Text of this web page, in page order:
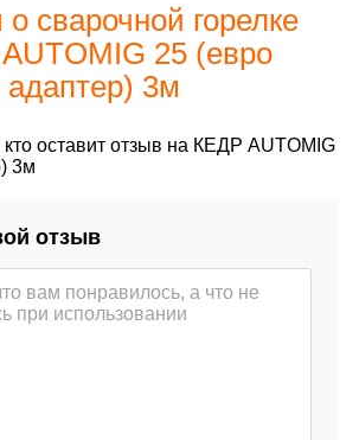
сварочной горелке
25 (евро
адаптер) 3м
оставит отзыв на КЕДР AUTOMIG
3м
отзыв